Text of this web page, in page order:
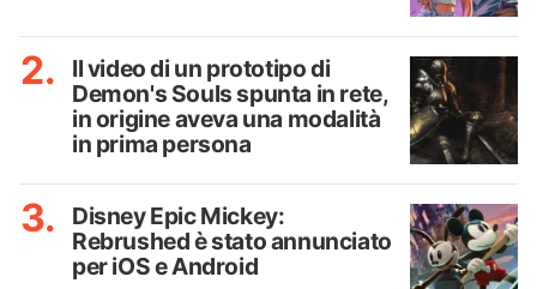
Il video di un prototipo di
Demon's Souls spunta in rete,
in origine aveva una modalità
in prima persona
Disney Epic Mickey:
Rebrushed è stato annunciato
per iOS e Android